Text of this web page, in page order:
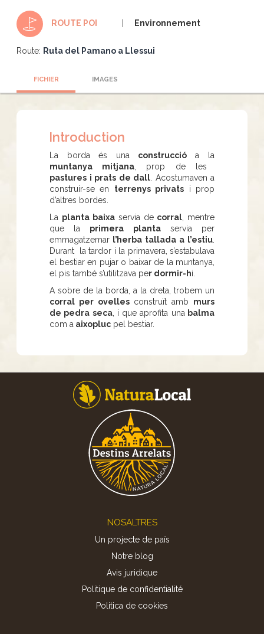
ROUTE POI Environnement
Route: Ruta del Pamano a Llessui
FICHIER IMAGES
Introduction
La borda és una construccióa la
muntanya mitjana , prop de les
pastures i prats de dall . Acostumaven a
construir-se en terrenys privats i prop
d’altres bordes.
La planta baixa servia de corral , mentre
que la primera plantaservia per
emmagatzemar l’herba tallada a l’estiu
Durant la tardor i la primavera, s’estabulava
el bestiar en pujar o baixar de la muntanya,
el pis també s’utilitzava per dormir-hi.
A sobre de la borda, a la dreta, trobem un
corral per ovellesconstruït amb murs
de pedra seca, i que aprofita una balma
com a aixopluc pel bestiar.
NOSALTRES
Un projecte de país
Notre blog
Avis juridique
Politique de confidentialité
Politica de cookies